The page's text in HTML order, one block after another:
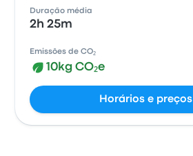
Duração média
2h 25m
Emissões de CO₂
10kg CO₂e
Horários e preços